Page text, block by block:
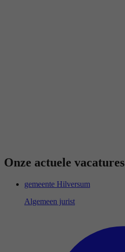
Onze actuele vacatures
gemeente Hilversum
Algemeen jurist